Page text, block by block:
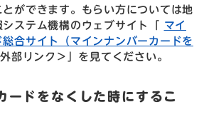
ができます。もらい方については地
ステム機構のウェブサイト「 マイ
合サイト（マインナンバーカードを
部リンク＞ 」を見てください。
ードをなくした時にするこ